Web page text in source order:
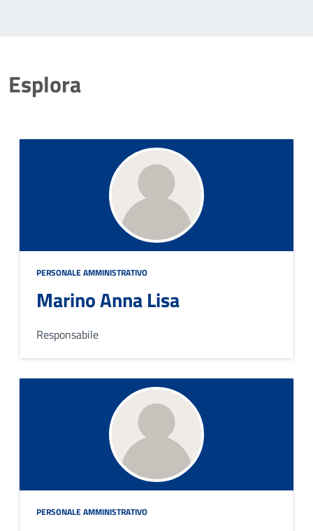
Esplora
PERSONALE AMMINISTRATIVO
Marino Anna Lisa
Responsabile
PERSONALE AMMINISTRATIVO